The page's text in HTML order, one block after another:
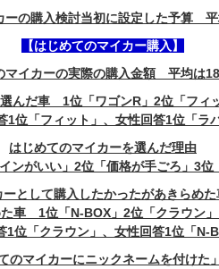
ーの購入検討当初に設定した予算
【はじめてのマイカー購入】
マイカーの実際の購入金額 平均は
んだ車 1位「ワゴンR」2位「フィ
1位「フィット」、女性回答1位「ラ
はじめてのマイカーを選んだ理由
ンがいい」2位「価格が手ごろ」3位
ーとして購入したかったがあきらめ
車 1位「N-BOX」2位「クラウン」
1位「クラウン」、女性回答1位「N-
てのマイカーにニックネームを付けた